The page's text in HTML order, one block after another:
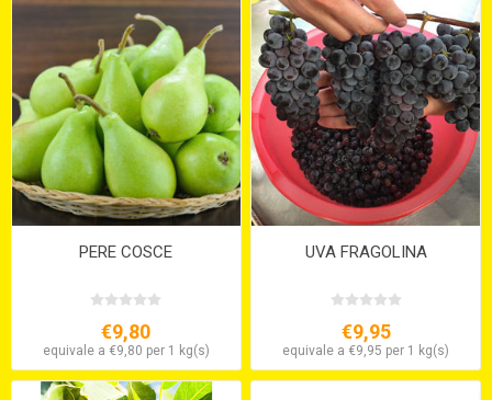
PERE COSCE
€9,80
equivale a €9,80 per 1 kg(s)
UVA FRAGOLINA
€9,95
equivale a €9,95 per 1 kg(s)